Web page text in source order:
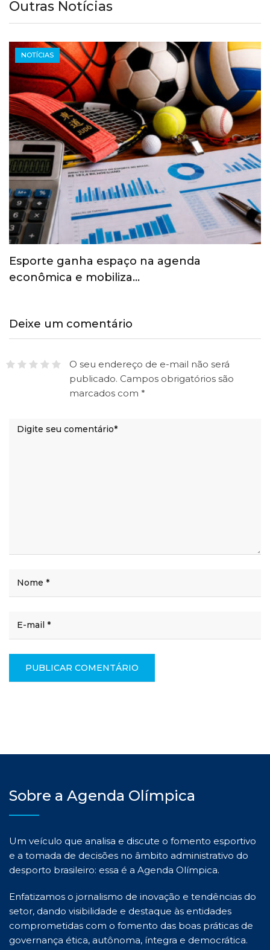
Outras Notícias
NOTÍCIAS
Esporte ganha espaço na agenda
econômica e mobiliza…
Deixe um comentário
O seu endereço de e-mail não será
publicado. Campos obrigatórios são
marcados com *
Sobre a Agenda Olímpica
Um veículo que analisa e discute o fomento esportivo
e a tomada de decisões no âmbito administrativo do
desporto brasileiro: essa é a Agenda Olímpica.
Enfatizamos o jornalismo de inovação e tendências do
setor, dando visibilidade e destaque às entidades
comprometidas com o fomento das boas práticas de
governança ética, autônoma, íntegra e democrática.